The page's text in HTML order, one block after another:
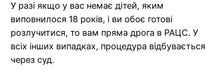
У разі якщо у вас немає дітей, яким
виповнилося 18 років, і ви обоє готові
розлучитися, то вам пряма дрога в РАЦС. У
всіх інших випадках, процедура відбувається
через суд.